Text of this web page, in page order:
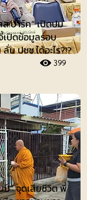
ส.ปาร์ค” เปิดปม
เปิดข้อมูลรอบ
ปชช.ได้อะไร?!?
399
” จุดเสียชีวิต พี่